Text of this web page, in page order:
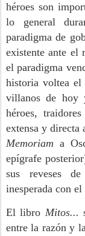
héroes son
lo general
paradigma de
existente ante el
el paradigma
historia voltea el
villanos de hoy
héroes,
extensa y directa
Memoriam a
epígrafe
sus reveses
inesperada con
El libro Mitos...
entre la razón y